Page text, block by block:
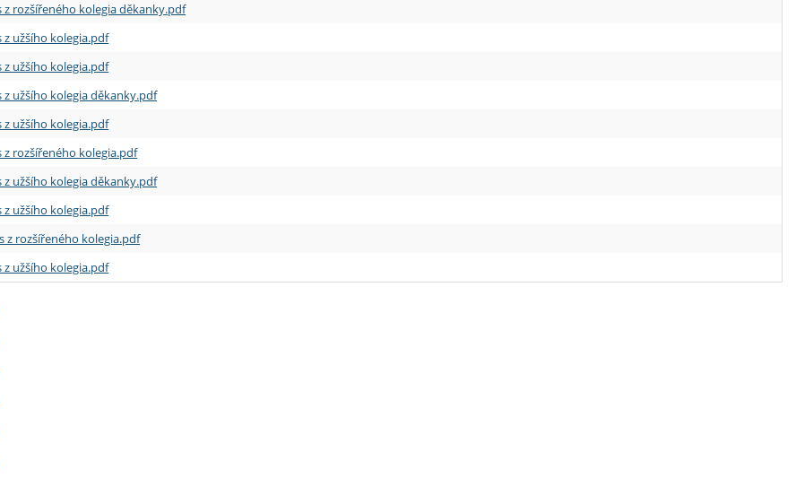
z rozšířeného kolegia děkanky.pdf
z užšího kolegia.pdf
z užšího kolegia.pdf
z užšího kolegia děkanky.pdf
z užšího kolegia.pdf
z rozšířeného kolegia.pdf
z užšího kolegia děkanky.pdf
z užšího kolegia.pdf
z rozšířeného kolegia.pdf
z užšího kolegia.pdf